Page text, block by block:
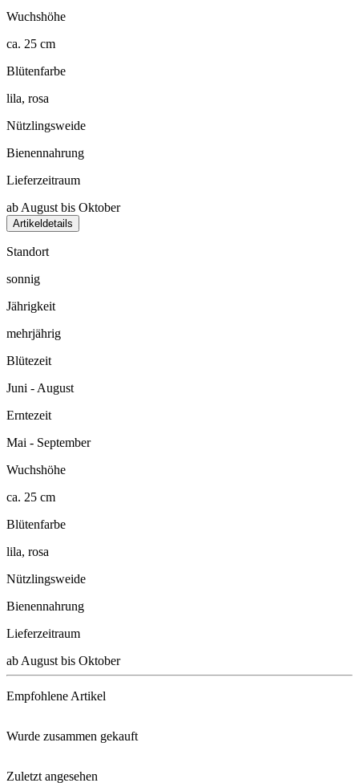
Wuchshöhe
ca. 25 cm
Blütenfarbe
lila, rosa
Nützlingsweide
Bienennahrung
Lieferzeitraum
ab August bis Oktober
Artikeldetails
Standort
sonnig
Jährigkeit
mehrjährig
Blütezeit
Juni - August
Erntezeit
Mai - September
Wuchshöhe
ca. 25 cm
Blütenfarbe
lila, rosa
Nützlingsweide
Bienennahrung
Lieferzeitraum
ab August bis Oktober
Empfohlene Artikel
Wurde zusammen gekauft
Zuletzt angesehen